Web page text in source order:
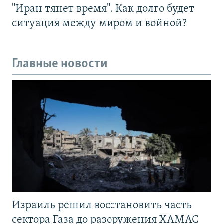
"Иран тянет время". Как долго будет
ситуация между миром и войной?
Главные новости
Израиль решил восстановить часть
сектора Газа до разоружения ХАМАС